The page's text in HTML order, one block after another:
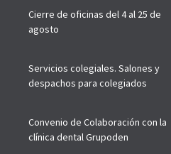
Cierre de oficinas del 4 al 25 de
agosto
Servicios colegiales. Salones y
despachos para colegiados
Convenio de Colaboración con la
clínica dental Grupoden